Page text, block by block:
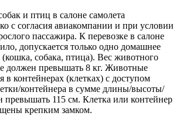
и птиц в салоне самолета
с согласия авиакомпании и при условии
пассажира. К перевозке в салоне
допускается только одно домашнее
собака, птица). Вес животного
должен превышать 8 кг. Животные
в контейнерах (клетках) с доступом
контейнера в сумме длины/высоты/
115 см. Клетка или контейнер
крепким замком.